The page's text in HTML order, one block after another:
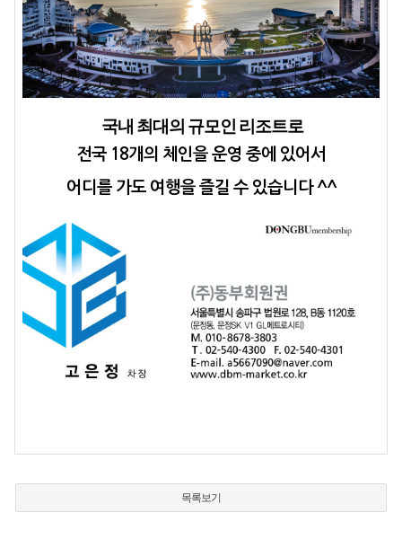
국내 최대의 규모인 리조트로
전국 18개의 체인을 운영 중에 있어서
어디를 가도 여행을 즐길 수 있습니다 ^^
목록보기